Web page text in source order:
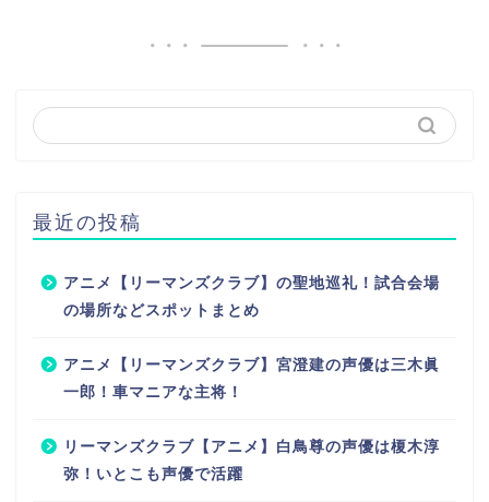
最近の投稿
アニメ【リーマンズクラブ】の聖地巡礼！試合会場
の場所などスポットまとめ
アニメ【リーマンズクラブ】宮澄建の声優は三木眞
一郎！車マニアな主将！
リーマンズクラブ【アニメ】白鳥尊の声優は榎木淳
弥！いとこも声優で活躍